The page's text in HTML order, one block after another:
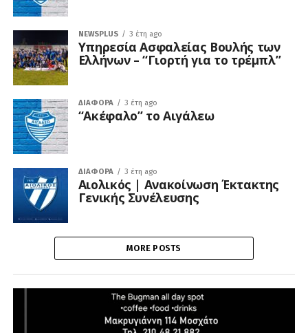
NEWSPLUS 3 έτη ago
Υπηρεσία Ασφαλείας Βουλής των
Ελλήνων – “Γιορτή για το τρέμπλ”
ΔΙΆΦΟΡΑ 3 έτη ago
“Ακέφαλο” το Αιγάλεω
ΔΙΆΦΟΡΑ 3 έτη ago
Αιολικός | Ανακοίνωση Έκτακτης
Γενικής Συνέλευσης
MORE POSTS